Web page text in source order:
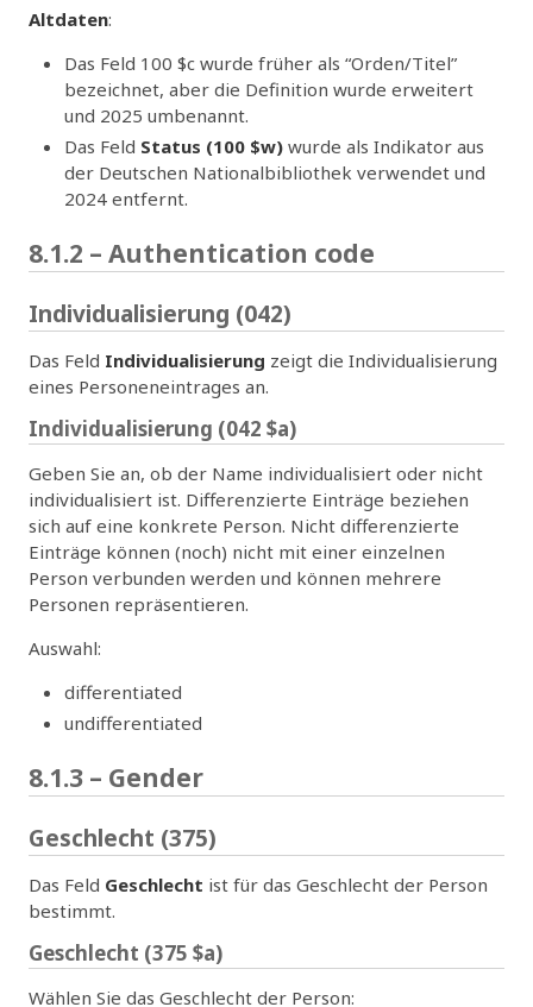
Altdaten:
Das Feld 100 $c wurde früher als “Orden/Titel”
bezeichnet, aber die Definition wurde erweitert
und 2025 umbenannt.
Das Feld Status (100 $w) wurde als Indikator aus
der Deutschen Nationalbibliothek verwendet und
2024 entfernt.
8.1.2 – Authentication code
Individualisierung (042)
Das Feld Individualisierung zeigt die Individualisierung
eines Personeneintrages an.
Individualisierung (042 $a)
Geben Sie an, ob der Name individualisiert oder nicht
individualisiert ist. Differenzierte Einträge beziehen
sich auf eine konkrete Person. Nicht differenzierte
Einträge können (noch) nicht mit einer einzelnen
Person verbunden werden und können mehrere
Personen repräsentieren.
Auswahl:
differentiated
undifferentiated
8.1.3 – Gender
Geschlecht (375)
Das Feld Geschlecht ist für das Geschlecht der Person
bestimmt.
Geschlecht (375 $a)
Wählen Sie das Geschlecht der Person: